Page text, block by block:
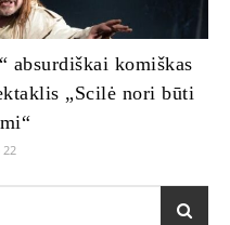
absurdiškai komiškas
„Scilė nori būti
22